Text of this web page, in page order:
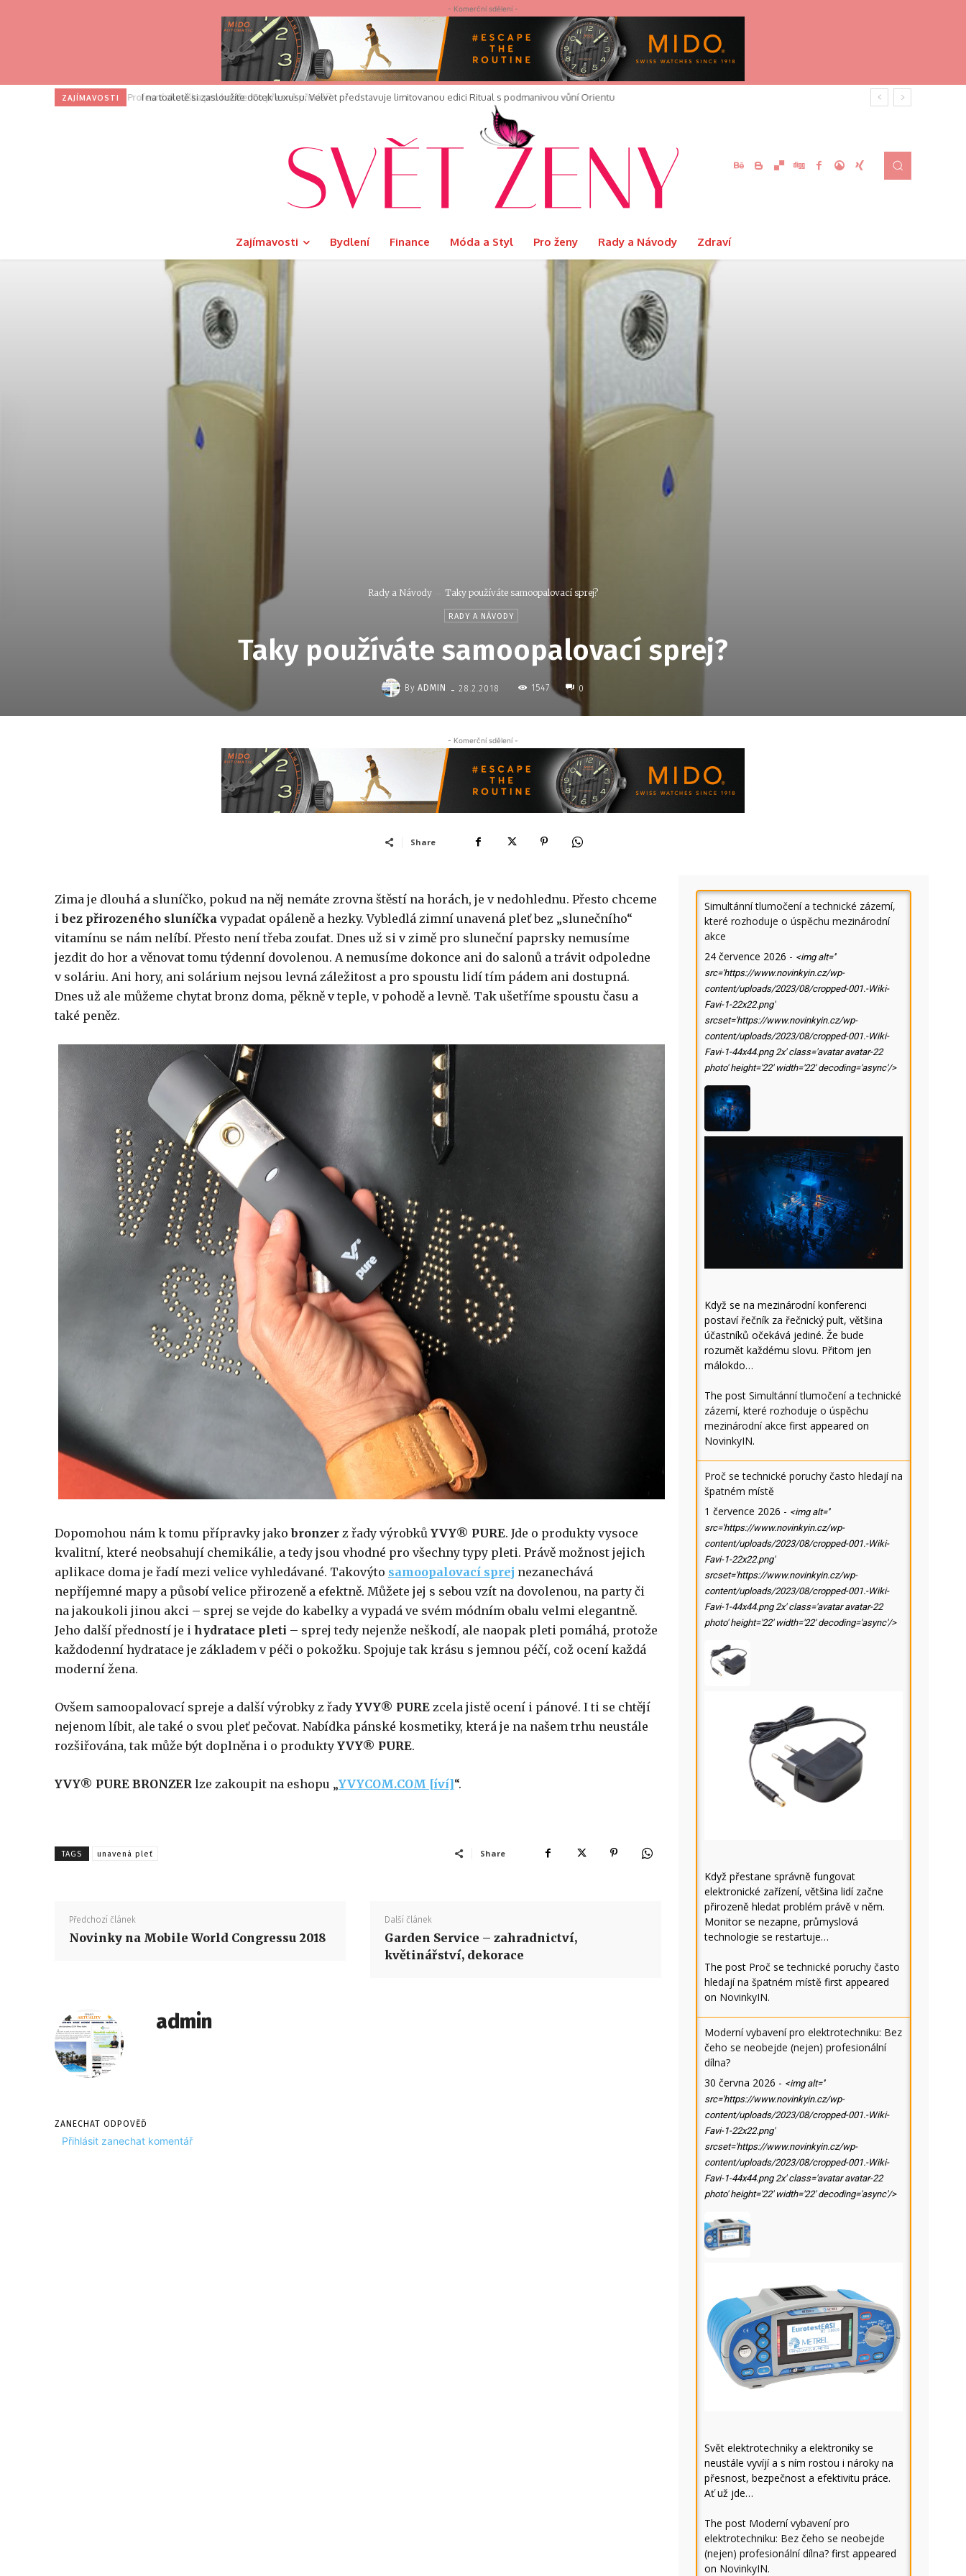
- Komerční sdělení -
ZAJÍMAVOSTI I na toaletě si zasloužíte dotek luxusu. Velvet představuje limitovanou edici Ritual s podmanivou vůní Orientu
Zajímavosti Bydlení Finance Móda a Styl Pro ženy Rady a Návody Zdraví
Rady a Návody Taky používáte samoopalovací sprej?
RADY A NÁVODY
Taky používáte samoopalovací sprej?
By ADMIN - 28.2.2018 1547 0
- Komerční sdělení -
Share
Zima je dlouhá a sluníčko, pokud na něj nemáte zrovna štěstí na horách, je v nedohlednu. Přesto chceme
ibez přirozeného sluníčka vypadat opáleně a hezky. Vybledlá zimní unavená pleť bez „slunečního“
vitamínu se nám nelíbí. Přesto není třeba zoufat. Dnes už si v zimě pro sluneční paprsky nemusíme
jezdit do hor a věnovat tomu týdenní dovolenou. A nemusíme dokonce ani do salonů a trávit odpoledne
v soláriu. Ani hory, ani solárium nejsou levná záležitost a pro spoustu lidí tím pádem ani dostupná.
Dnes už ale můžeme chytat bronz doma, pěkně v teple, v pohodě a levně. Tak ušetříme spoustu času a
také peněz.
Dopomohou nám k tomu přípravky jako bronzer z řady výrobků YVY® PURE. Jde o produkty vysoce
kvalitní, které neobsahují chemikálie, a tedy jsou vhodné pro všechny typy pleti. Právě možnost jejich
aplikace doma je řadí mezi velice vyhledávané. Takovýto samoopalovací sprej nezanechává
nepříjemné mapy a působí velice přirozeně a efektně. Můžete jej s sebou vzít na dovolenou, na party či
na jakoukoli jinou akci – sprej se vejde do kabelky a vypadá ve svém módním obalu velmi elegantně.
Jeho další předností je i hydratace pleti – sprej tedy nejenže neškodí, ale naopak pleti pomáhá, protože
každodenní hydratace je základem v péči o pokožku. Spojuje tak krásu s jemnou péčí, což ocení každá
moderní žena.
Ovšem samoopalovací spreje a další výrobky z řady YVY® PURE zcela jistě ocení i pánové. I ti se chtějí
nejenom líbit, ale také o svou pleť pečovat. Nabídka pánské kosmetiky, která je na našem trhu neustále
rozšiřována, tak může být doplněna i o produkty YVY® PURE.
YVY® PURE BRONZER lze zakoupit na eshopu „YVYCOM.COM [íví]“.
TAGS unavená pleť Share
Předchozí článek
Novinky na Mobile World Congressu 2018
Další článek
Garden Service – zahradnictví,
květinářství, dekorace
admin
ZANECHAT ODPOVĚĎ
Přihlásit zanechat komentář
Simultánní tlumočení a technické zázemí,
které rozhoduje o úspěchu mezinárodní
akce
24 července 2026 - <img alt=''
src='https://www.novinkyin.cz/wp-
content/uploads/2023/08/cropped-001.-Wiki-
Favi-1-22x22.png'
srcset='https://www.novinkyin.cz/wp-
content/uploads/2023/08/cropped-001.-Wiki-
Favi-1-44x44.png 2x' class='avatar avatar-22
photo' height='22' width='22' decoding='async'/>
Když se na mezinárodní konferenci
postaví řečník za řečnický pult, většina
účastníků očekává jediné. Že bude
rozumět každému slovu. Přitom jen
málokdo…
The post Simultánní tlumočení a technické
zázemí, které rozhoduje o úspěchu
mezinárodní akce first appeared on
NovinkyIN.
Proč se technické poruchy často hledají na
špatném místě
1 července 2026 - <img alt=''
src='https://www.novinkyin.cz/wp-
content/uploads/2023/08/cropped-001.-Wiki-
Favi-1-22x22.png'
srcset='https://www.novinkyin.cz/wp-
content/uploads/2023/08/cropped-001.-Wiki-
Favi-1-44x44.png 2x' class='avatar avatar-22
photo' height='22' width='22' decoding='async'/>
Když přestane správně fungovat
elektronické zařízení, většina lidí začne
přirozeně hledat problém právě v něm.
Monitor se nezapne, průmyslová
technologie se restartuje…
The post Proč se technické poruchy často
hledají na špatném místě first appeared
on NovinkyIN.
Moderní vybavení pro elektrotechniku: Bez
čeho se neobejde (nejen) profesionální
dílna?
30 června 2026 - <img alt=''
src='https://www.novinkyin.cz/wp-
content/uploads/2023/08/cropped-001.-Wiki-
Favi-1-22x22.png'
srcset='https://www.novinkyin.cz/wp-
content/uploads/2023/08/cropped-001.-Wiki-
Favi-1-44x44.png 2x' class='avatar avatar-22
photo' height='22' width='22' decoding='async'/>
Svět elektrotechniky a elektroniky se
neustále vyvíjí a s ním rostou i nároky na
přesnost, bezpečnost a efektivitu práce.
Ať už jde…
The post Moderní vybavení pro
elektrotechniku: Bez čeho se neobejde
(nejen) profesionální dílna? first appeared
on NovinkyIN.